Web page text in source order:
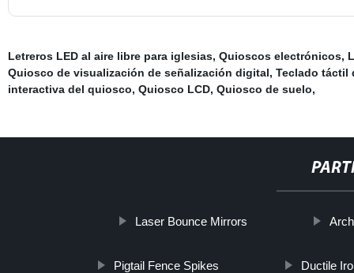
Letreros LED al aire libre para iglesias, Quioscos electrónicos,
Quiosco de visualización de señalización digital, Teclado táctil
interactiva del quiosco, Quiosco LCD, Quiosco de suelo,
Laser Bounce Mirrors
Pigtail Fence Spikes Ductile